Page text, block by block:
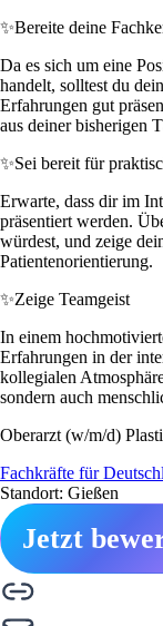
✨Bereite deine
Da es sich um eine
handelt, solltest du
Erfahrungen gut
aus deiner bisherigen
✨Sei bereit für
Erwarte, dass dir im
präsentiert werden.
würdest, und zeige
Patientenorientierung.
✨Zeige Teamgeist
In einem
Erfahrungen in der
kollegialen
sondern auch
Oberarzt (w/m/d)
Fachkräfte für
Standort: Gießen
Jetzt